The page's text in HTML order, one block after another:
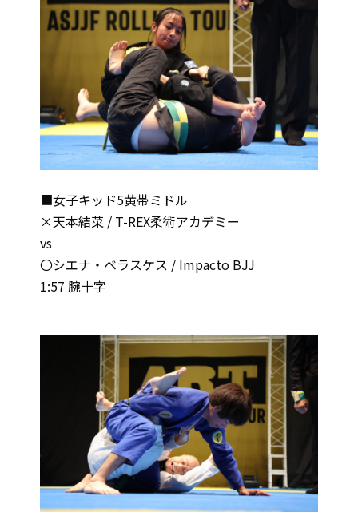
■女子キッド5黄帯ミドル
×天本結菜 / T-REX柔術アカデミー
vs
〇シエナ・ベラスケス / Impacto BJJ
1:57 腕十字